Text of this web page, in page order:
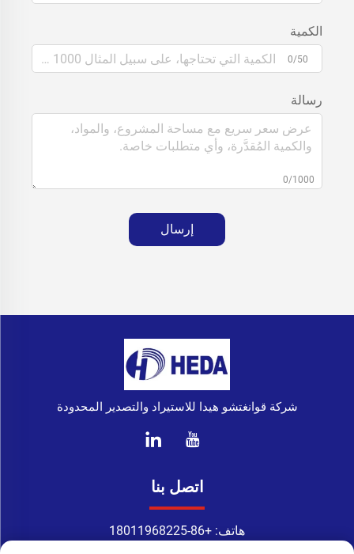
الكمية
0/50
رسالة
0/1000
إرسال
شركة قوانغتشو هيدا للاستيراد والتصدير المحدودة
اتصل بنا
هاتف: +86-18011968225